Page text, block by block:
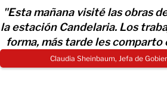
"Esta mañana visité las obras
la estación Candelaria. Los
forma, más tarde les
Claudia Sheinbaum, Jefa de